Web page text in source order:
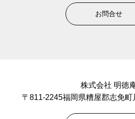
お問合せ
株式会社 明徳
〒811-2245福岡県糟屋郡志免